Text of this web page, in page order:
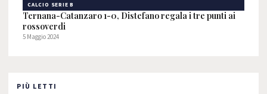
CALCIO SERIE B
Ternana-Catanzaro 1-0, Distefano regala i tre punti ai
rossoverdi
5 Maggio 2024
PIÙ LETTI